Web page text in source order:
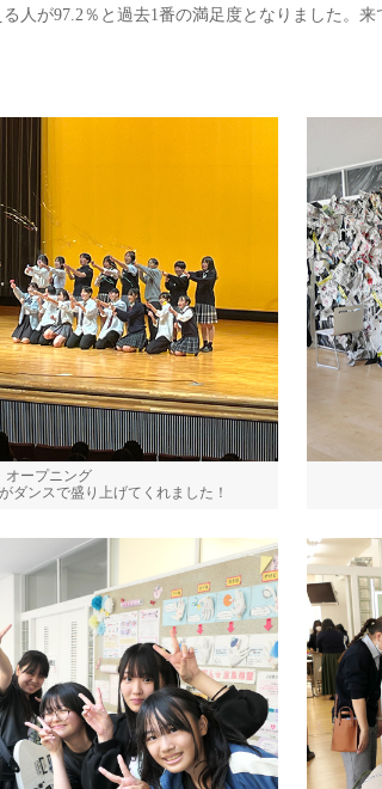
人が97.2％と過去1番の満足度となりました。
オープニング
ダンスで盛り上げてくれました！